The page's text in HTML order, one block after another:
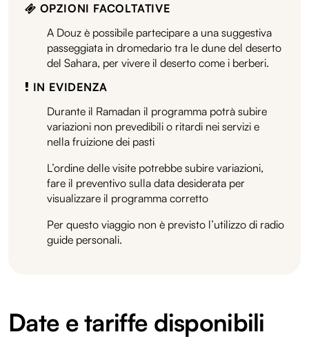
OPZIONI FACOLTATIVE
A Douz è possibile partecipare a una suggestiva
passeggiata in dromedario tra le dune del deserto
del Sahara, per vivere il deserto come i berberi.
IN EVIDENZA
Durante il Ramadan il programma potrà subire
variazioni non prevedibili o ritardi nei servizi e
nella fruizione dei pasti
L’ordine delle visite potrebbe subire variazioni,
fare il preventivo sulla data desiderata per
visualizzare il programma corretto
Per questo viaggio non è previsto l’utilizzo di radio
guide personali.
Date e tariffe disponibili